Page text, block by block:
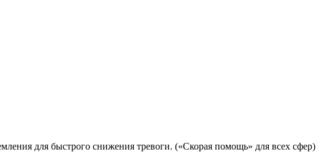
для быстрого снижения тревоги. («Скорая помощь» для всех сфер)